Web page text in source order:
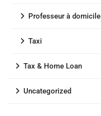
Professeur à domicile
Taxi
Tax & Home Loan
Uncategorized